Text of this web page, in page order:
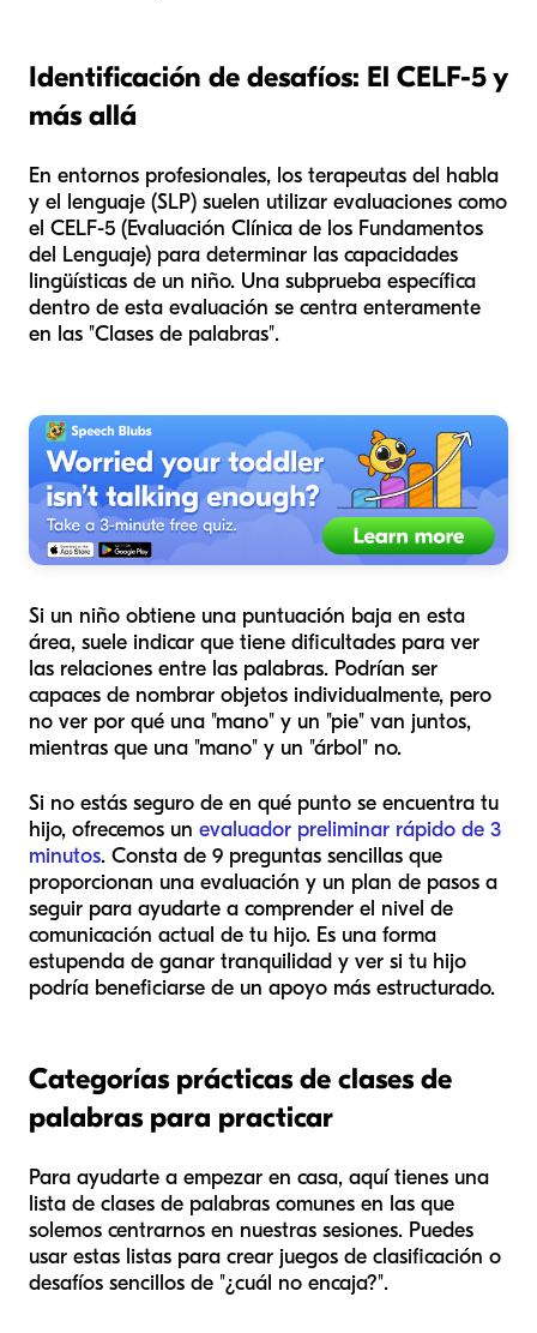
Identificación de desafíos: El CELF-5 y
más allá
En entornos profesionales, los terapeutas del habla
y el lenguaje (SLP) suelen utilizar evaluaciones como
el CELF-5 (Evaluación Clínica de los Fundamentos
del Lenguaje) para determinar las capacidades
lingüísticas de un niño. Una subprueba específica
dentro de esta evaluación se centra enteramente
en las "Clases de palabras".
Si un niño obtiene una puntuación baja en esta
área, suele indicar que tiene dificultades para ver
las relaciones entre las palabras. Podrían ser
capaces de nombrar objetos individualmente, pero
no ver por qué una "mano" y un "pie" van juntos,
mientras que una "mano" y un "árbol" no.
Si no estás seguro de en qué punto se encuentra tu
hijo, ofrecemos un evaluador preliminar rápido de 3
minutos. Consta de 9 preguntas sencillas que
proporcionan una evaluación y un plan de pasos a
seguir para ayudarte a comprender el nivel de
comunicación actual de tu hijo. Es una forma
estupenda de ganar tranquilidad y ver si tu hijo
podría beneficiarse de un apoyo más estructurado.
Categorías prácticas de clases de
palabras para practicar
Para ayudarte a empezar en casa, aquí tienes una
lista de clases de palabras comunes en las que
solemos centrarnos en nuestras sesiones. Puedes
usar estas listas para crear juegos de clasificación o
desafíos sencillos de "¿cuál no encaja?".